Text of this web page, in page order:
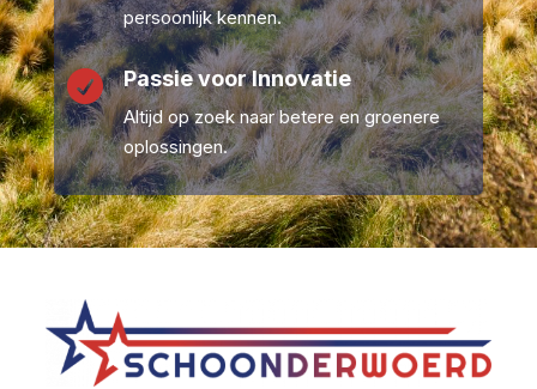
persoonlijk kennen.
 Passie voor Innovatie
Altijd op zoek naar betere en groenere
oplossingen.